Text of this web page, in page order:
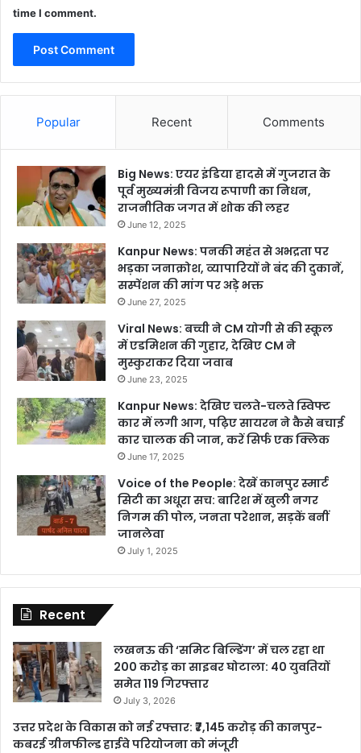
time I comment.
Popular Recent Comments
Big News: एयर इंडिया हादसे में गुजरात के
पूर्व मुख्यमंत्री विजय रूपाणी का निधन,
राजनीतिक जगत में शोक की लहर
June 12, 2025
Kanpur News: पनकी महंत से अभद्रता पर
भड़का जनाक्रोश, व्यापारियों ने बंद की दुकानें,
सस्पेंशन की मांग पर अड़े भक्त
June 27, 2025
Viral News: बच्ची ने CM योगी से की स्कूल
में एडमिशन की गुहार, देखिए CM ने
मुस्कुराकर दिया जवाब
June 23, 2025
Kanpur News: देखिए चलते-चलते स्विफ्ट
कार में लगी आग, पढ़िए सायरन ने कैसे बचाई
कार चालक की जान, करें सिर्फ एक क्लिक
June 17, 2025
Voice of the People: देखें कानपुर स्मार्ट
सिटी का अधूरा सच: बारिश में खुली नगर
निगम की पोल, जनता परेशान, सड़कें बनीं
जानलेवा
July 1, 2025
Recent
लखनऊ की ‘समिट बिल्डिंग’ में चल रहा था
200 करोड़ का साइबर घोटाला: 40 युवतियों
समेत 119 गिरफ्तार
July 3, 2026
उत्तर प्रदेश के विकास को नई रफ्तार: ₹7,145 करोड़ की कानपुर-
कबरई ग्रीनफील्ड हाईवे परियोजना को मंजूरी